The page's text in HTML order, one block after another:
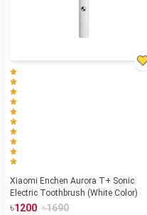
Xiaomi Enchen Aurora T+ Sonic
Electric Toothbrush (White Color)
৳1200 ৳1690